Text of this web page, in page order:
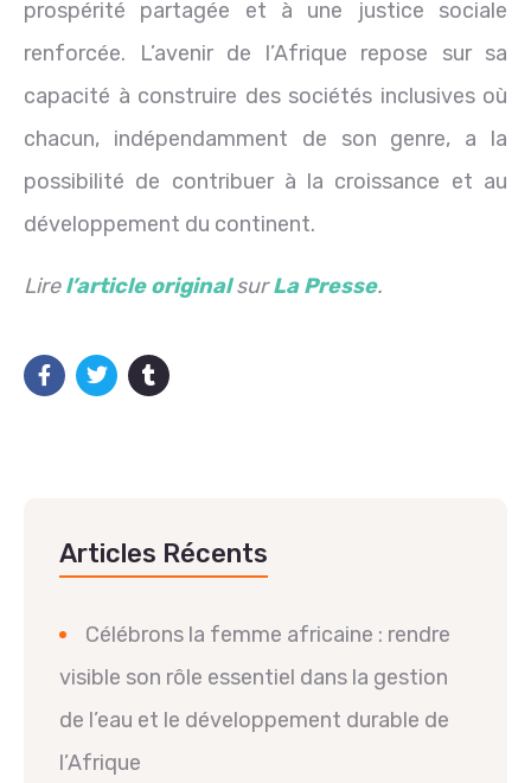
prospérité partagée et à une justice sociale
renforcée. L’avenir de l’Afrique repose sur sa
capacité à construire des sociétés inclusives où
chacun, indépendamment de son genre, a la
possibilité de contribuer à la croissance et au
développement du continent.
Lirel’article originalsurLa Presse.
Articles Récents
Célébrons la femme africaine : rendre
visible son rôle essentiel dans la gestion
de l’eau et le développement durable de
l’Afrique